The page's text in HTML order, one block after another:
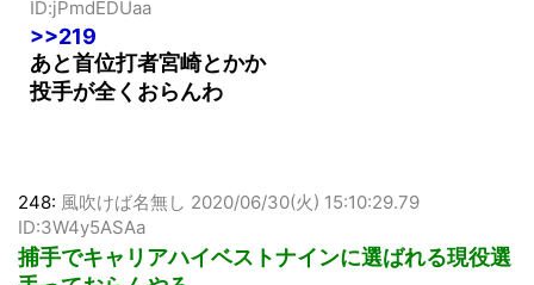
ID:jPmdEDUaa
>>219
あと首位打者宮崎とかか
投手が全くおらんわ
248:風吹けば名無し
ID:3W4y5ASAa
捕手でキャリアハイベストナインに選ばれる現役選